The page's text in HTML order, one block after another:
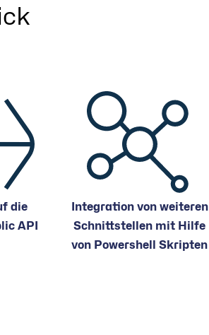
die
API
Integration von weiteren
Schnittstellen mit Hilfe
von Powershell Skripten